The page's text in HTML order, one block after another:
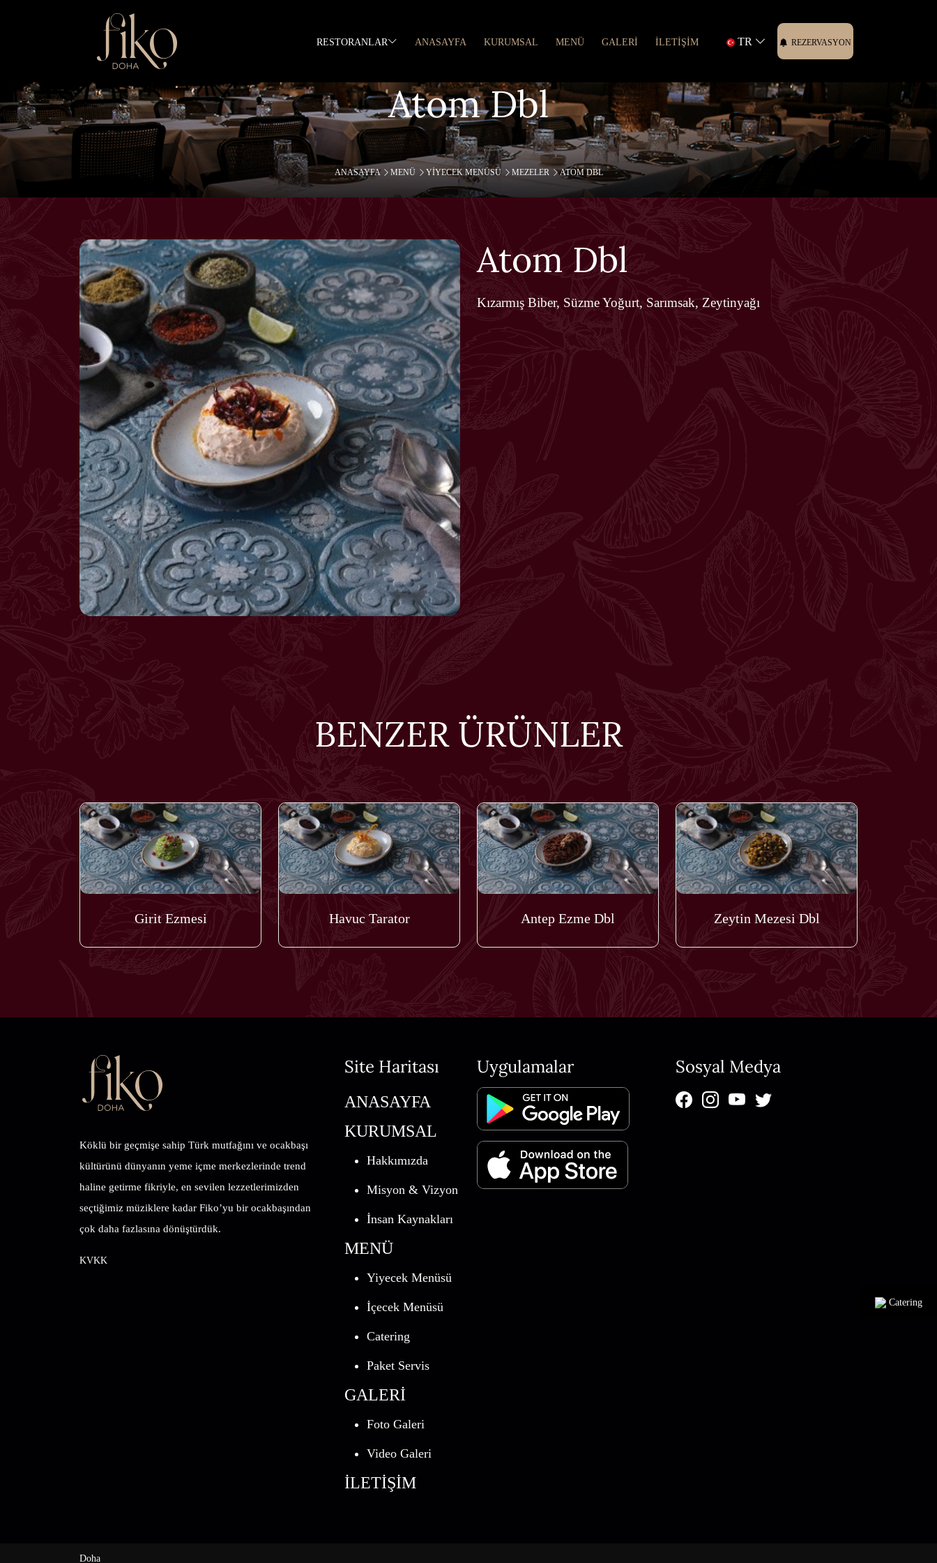
RESTORANLAR ANASAYFA KURUMSAL MENÜ GALERİ İLETİŞİM TR REZERVASYON
Atom Dbl
ANASAYFA MENÜ YIYECEK MENÜSÜ MEZELER ATOM DBL
Atom Dbl
Kızarmış Biber, Süzme Yoğurt, Sarımsak, Zeytinyağı
BENZER ÜRÜNLER
Girit Ezmesi Havuc Tarator Antep Ezme Dbl Zeytin Mezesi Dbl
Köklü bir geçmişe sahip Türk mutfağını ve ocakbaşı
kültürünü dünyanın yeme içme merkezlerinde trend
haline getirme fikriyle, en sevilen lezzetlerimizden
seçtiğimiz müziklere kadar Fiko’yu bir ocakbaşından
çok daha fazlasına dönüştürdük.
KVKK
Site Haritası
ANASAYFA
KURUMSAL
Hakkımızda
Misyon & Vizyon
İnsan Kaynakları
MENÜ
Yiyecek Menüsü
İçecek Menüsü
Catering
Paket Servis
GALERİ
Foto Galeri
Video Galeri
İLETİŞİM
Uygulamalar Sosyal Medya
Doha
Catering